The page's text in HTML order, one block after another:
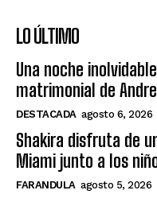
LO ÚLTIMO
Una noche
matrimonial de
DESTACADA agosto 6, 2026
Shakira disfruta de
Miami junto a los
FARANDULA agosto 5, 2026